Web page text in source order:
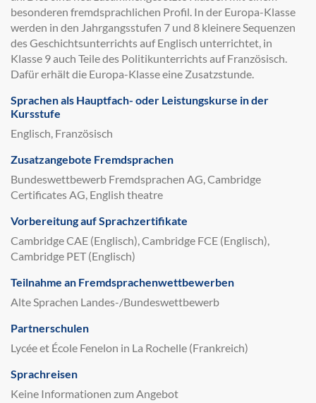
besonderen fremdsprachlichen Profil. In der Europa-Klasse
werden in den Jahrgangsstufen 7 und 8 kleinere Sequenzen
des Geschichtsunterrichts auf Englisch unterrichtet, in
Klasse 9 auch Teile des Politikunterrichts auf Französisch.
Dafür erhält die Europa-Klasse eine Zusatzstunde.
Sprachen als Hauptfach- oder Leistungskurse in der
Kursstufe
Englisch, Französisch
Zusatzangebote Fremdsprachen
Bundeswettbewerb Fremdsprachen AG, Cambridge
Certificates AG, English theatre
Vorbereitung auf Sprachzertifikate
Cambridge CAE (Englisch), Cambridge FCE (Englisch),
Cambridge PET (Englisch)
Teilnahme an Fremdsprachenwettbewerben
Alte Sprachen Landes-/Bundeswettbewerb
Partnerschulen
Lycée et École Fenelon in La Rochelle (Frankreich)
Sprachreisen
Keine Informationen zum Angebot